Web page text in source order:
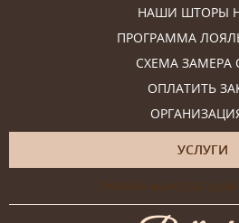
НАШИ ШТОРЫ
ПРОГРАММА
СХЕМА ЗАМЕРА
ОПЛАТИТЬ
УСЛУГИ
Онлайн-